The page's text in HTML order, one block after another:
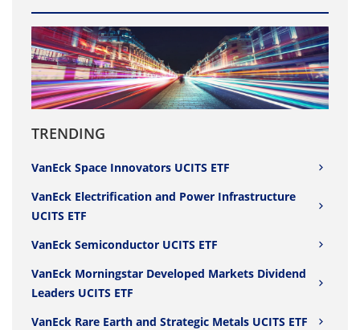
TRENDING
VanEck Space Innovators UCITS ETF
VanEck Electrification and Power Infrastructure
UCITS ETF
VanEck Semiconductor UCITS ETF
VanEck Morningstar Developed Markets Dividend
Leaders UCITS ETF
VanEck Rare Earth and Strategic Metals UCITS ETF